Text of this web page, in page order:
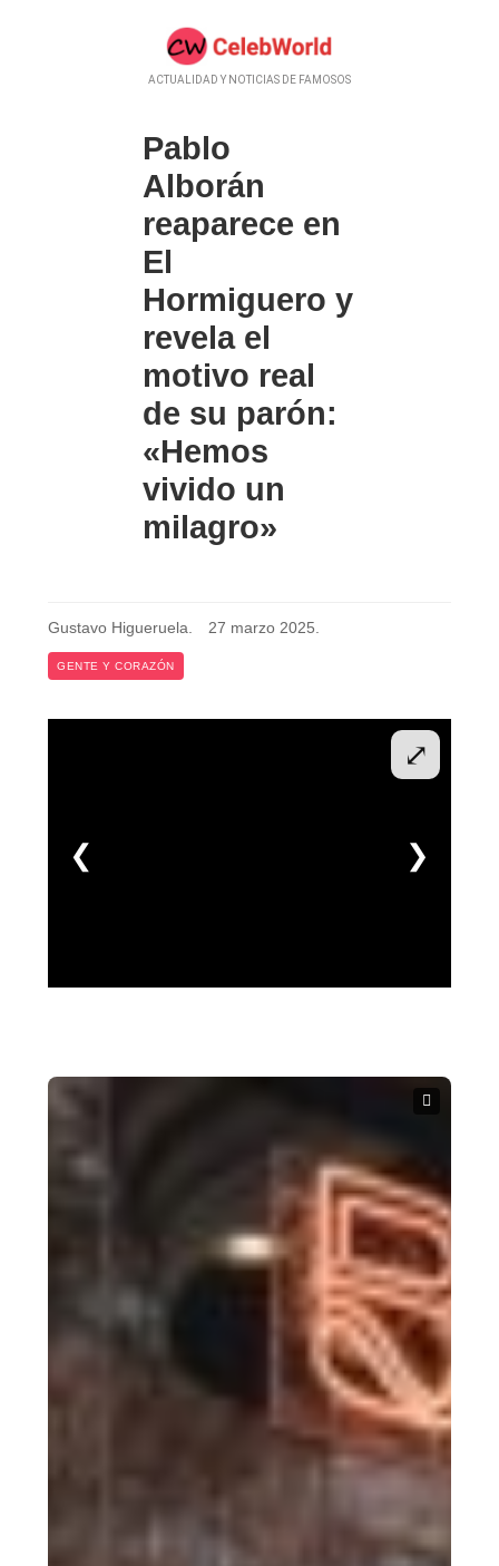
ACTUALIDAD Y NOTICIAS DE FAMOSOS
Pablo
Alborán
reaparece en
El
Hormiguero y
revela el
motivo real
de su parón:
«Hemos
vivido un
milagro»
Gustavo Higueruela 27 marzo 2025
GENTE Y CORAZÓN
❮ ❯
⤢